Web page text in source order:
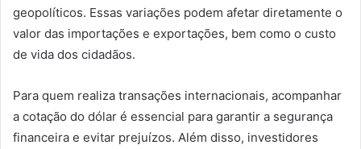
geopolíticos. Essas variações podem afetar diretamente o
valor das importações e exportações, bem como o custo
de vida dos cidadãos.
Para quem realiza transações internacionais, acompanhar
a cotação do dólar é essencial para garantir a segurança
financeira e evitar prejuízos. Além disso, investidores